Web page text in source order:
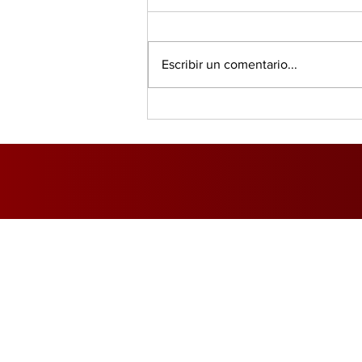
incumple con la
Escribir un comentario...